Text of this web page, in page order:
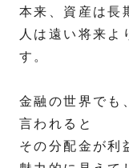
本来、資産は長
人は遠い将来よ
す。
金融の世界でも
言われると
その分配金が利